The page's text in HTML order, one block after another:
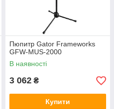
Пюпитр Gator Frameworks
GFW-MUS-2000
В наявності
3 062 ₴
Купити